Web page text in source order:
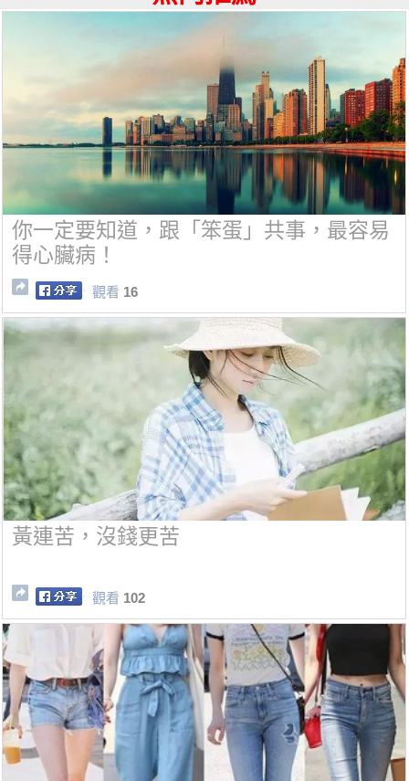
你一定要知道，跟「笨蛋」共事，最容易
得心臟病！
觀看 16
黃連苦，沒錢更苦
觀看 102